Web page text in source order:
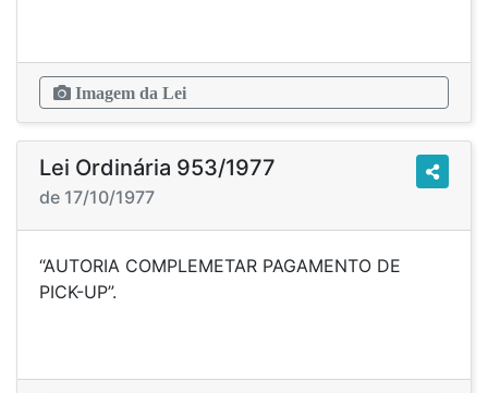
Imagem da Lei
Lei Ordinária 953/1977
de 17/10/1977
“AUTORIA COMPLEMETAR PAGAMENTO DE
PICK-UP”.